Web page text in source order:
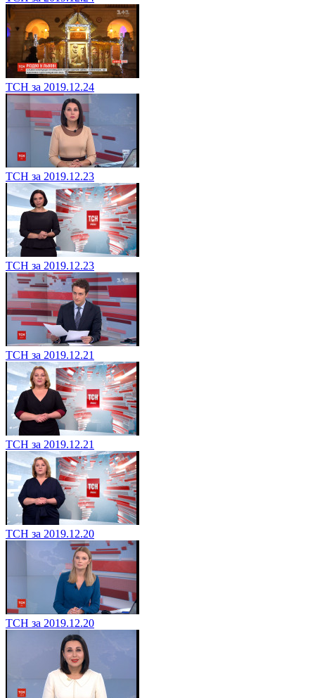
ТСН за 2019.12.24
ТСН за 2019.12.23
ТСН за 2019.12.23
ТСН за 2019.12.21
ТСН за 2019.12.21
ТСН за 2019.12.20
ТСН за 2019.12.20